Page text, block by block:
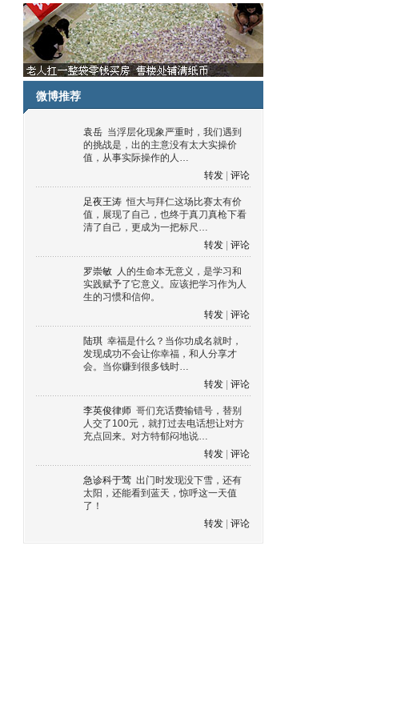
微博推荐
袁岳 当浮层化现象严重时，我们遇到
的挑战是，出的主意没有太大实操价
值，从事实际操作的人…
转发
评论
足夜王涛 恒大与拜仁这场比赛太有价
值，展现了自己，也终于真刀真枪下看
清了自己，更成为一把标尺…
转发
评论
罗崇敏 人的生命本无意义，是学习和
实践赋予了它意义。应该把学习作为人
生的习惯和信仰。
转发
评论
陆琪 幸福是什么？当你功成名就时，
发现成功不会让你幸福，和人分享才
会。当你赚到很多钱时…
转发
评论
李英俊律师 哥们充话费输错号，替别
人交了100元，就打过去电话想让对方
充点回来。对方特郁闷地说…
转发
评论
急诊科于莺 出门时发现没下雪，还有
太阳，还能看到蓝天，惊呼这一天值
了！
转发
评论